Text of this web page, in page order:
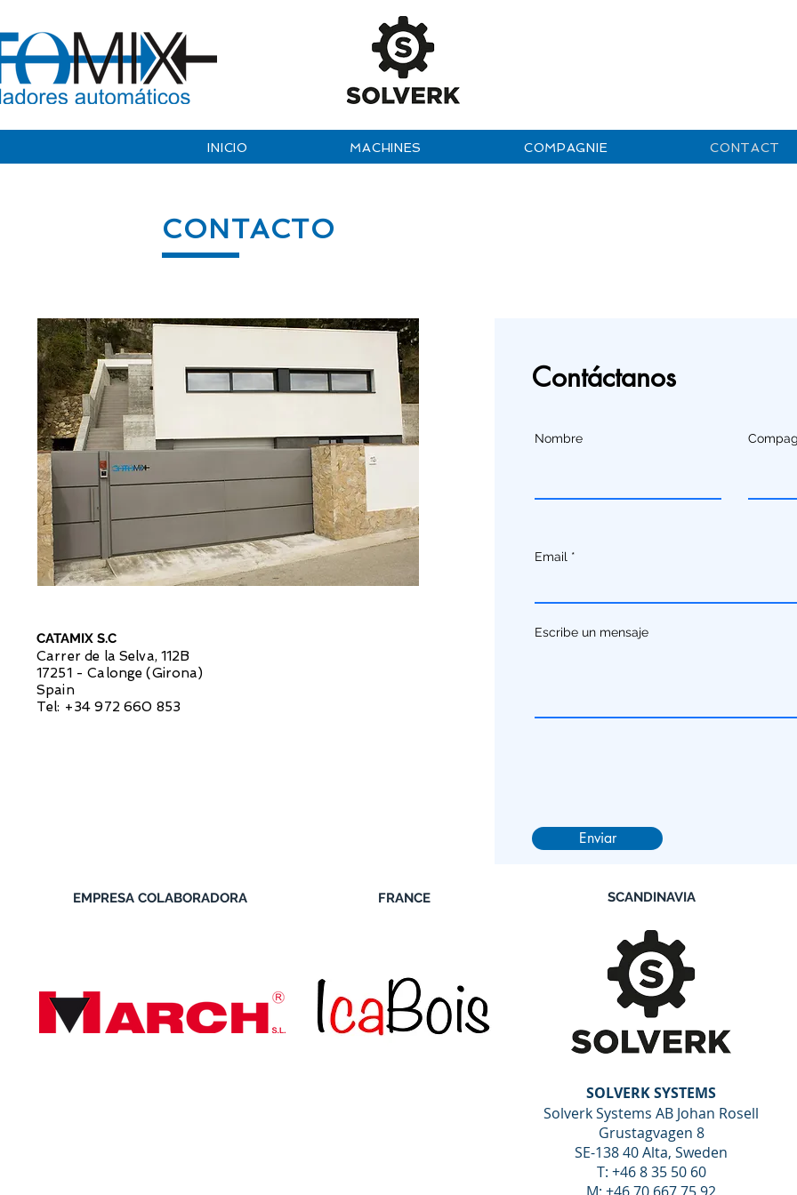
INICIO MACHINES COMPAGNIE CONTACT
CONTACTO
Contáctanos
Nombre
Email
Escribe un mensaje
Enviar
CATAMIX S.C
Carrer de la Selva, 112B
17251 - Calonge (Girona)
Spain
Tel: +34 972 660 853
EMPRESA COLABORADORA FRANCE SCANDINAVIA
SOLVERK SYSTEMS
Solverk Systems AB Johan Rosell
Grustagvagen 8
SE-138 40 Alta, Sweden
T: +46 8 35 50 60